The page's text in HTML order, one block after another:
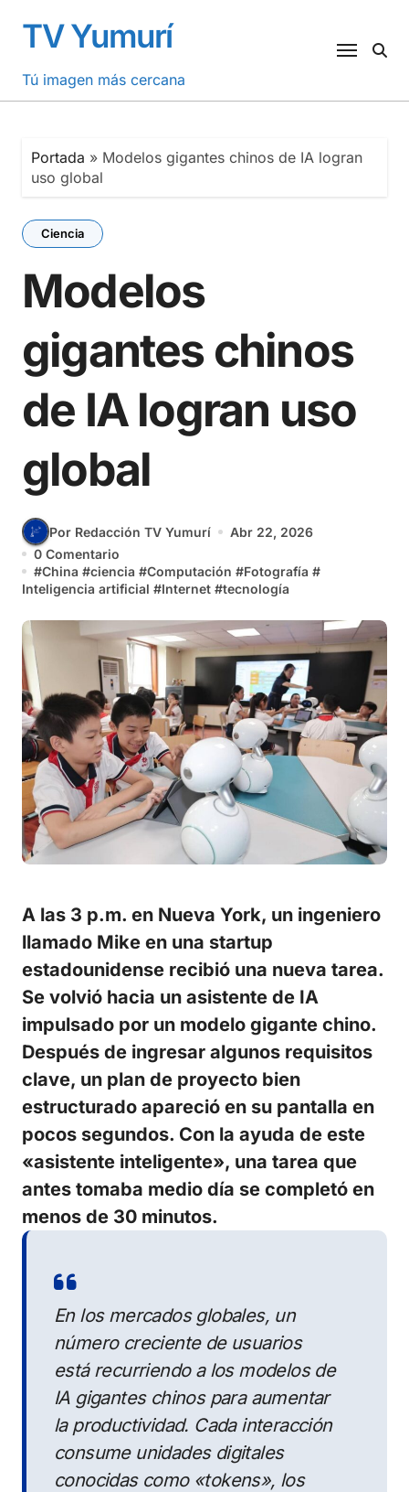
contenido
TV Yumurí
Tú imagen más cercana
Portada » Modelos gigantes chinos de IA logran
uso global
Ciencia
Modelos
gigantes chinos
de IA logran uso
global
Por Redacción TV Yumurí
Abr 22, 2026
0 Comentario
#China #ciencia #Computación #Fotografía #
Inteligencia artificial #Internet #tecnología
A las 3 p.m. en Nueva York, un ingeniero
llamado Mike en una startup
estadounidense recibió una nueva tarea.
Se volvió hacia un asistente de IA
impulsado por un modelo gigante chino.
Después de ingresar algunos requisitos
clave, un plan de proyecto bien
estructurado apareció en su pantalla en
pocos segundos. Con la ayuda de este
«asistente inteligente», una tarea que
antes tomaba medio día se completó en
menos de 30 minutos.
En los mercados globales, un
número creciente de usuarios
está recurriendo a los modelos de
IA gigantes chinos para aumentar
la productividad. Cada interacción
consume unidades digitales
conocidas como «tokens», los